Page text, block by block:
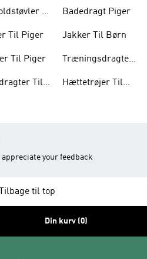
Til
Til Piger
Til Piger
Til
Badedragt Piger
Jakker Til Børn
Træningsdragter
Hættetrøjer Til
your feedback
Tilbage til top
Din kurv (0)